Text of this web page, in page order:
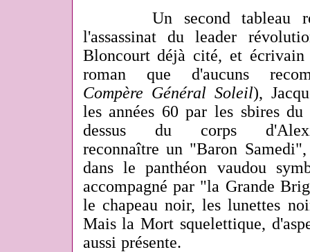
Un second tableau
l'assassinat du leader
Bloncourt déjà cité, et
roman que d'aucuns
Compère Général Soleil),
les années 60 par les sbires
dessus du corps
reconnaître un "Baron
dans le panthéon vaudou
accompagné par "la Grande
le chapeau noir, les lunettes
Mais la Mort squelettique,
aussi présente.